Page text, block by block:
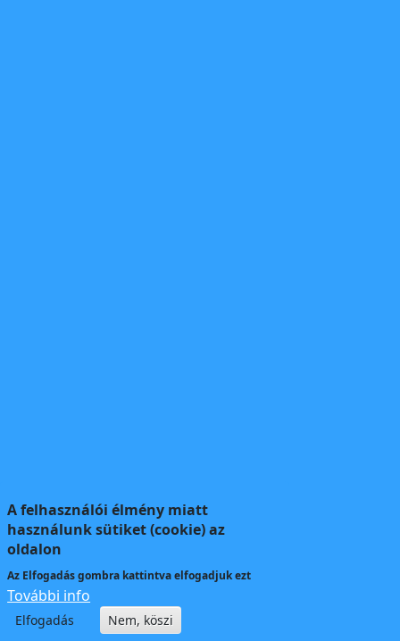
A felhasználói élmény miatt
használunk sütiket (cookie) az
oldalon
Az Elfogadásgombra kattintva elfogadjuk ezt
További info
Elfogadás Nem, köszi